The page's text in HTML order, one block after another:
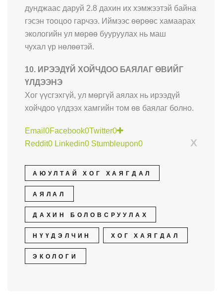
дунджаас даруй 2.8 дахин их хэмжээтэй байна
гэсэн тооцоо гарчээ. Иймээс өөрөөс хамаарах
экологийн ул мөрөө бууруулах нь маш
чухал үр нөлөөтэй.
10. ИРЭЭДҮЙ ХОЙЧДОО БАЯЛАГ ӨВИЙГ
ҮЛДЭЭНЭ
Хог үүсгэхгүй, ул мөргүй аялах нь ирээдүй
хойчдоо үлдээх хамгийн том өв баялаг болно.
Email 0Facebook0Twitter0
X
Reddit0 Linkedin0 Stumbleupon0
АЮУЛТАЙ ХОГ ХАЯГДАЛ
АЯЛАЛ
ДАХИН БОЛОВСРУУЛАХ
НҮҮДЭЛЧИН ХОГ ХАЯГДАЛ
ЭКОЛОГИ